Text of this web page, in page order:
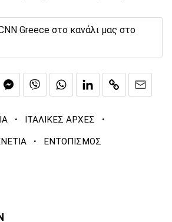
Greece στο κανάλι μας στο
· ΙΤΑΛΙΚΕΣ ΑΡΧΕΣ ·
· ΕΝΤΟΠΙΣΜΟΣ